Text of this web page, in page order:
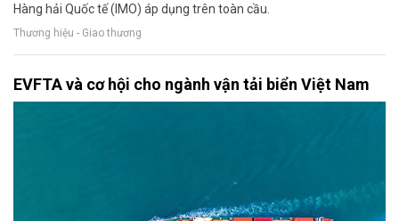
Hàng hải Quốc tế (IMO) áp dụng trên toàn cầu.
Thương hiệu - Giao thương
EVFTA và cơ hội cho ngành vận tải biển Việt Nam